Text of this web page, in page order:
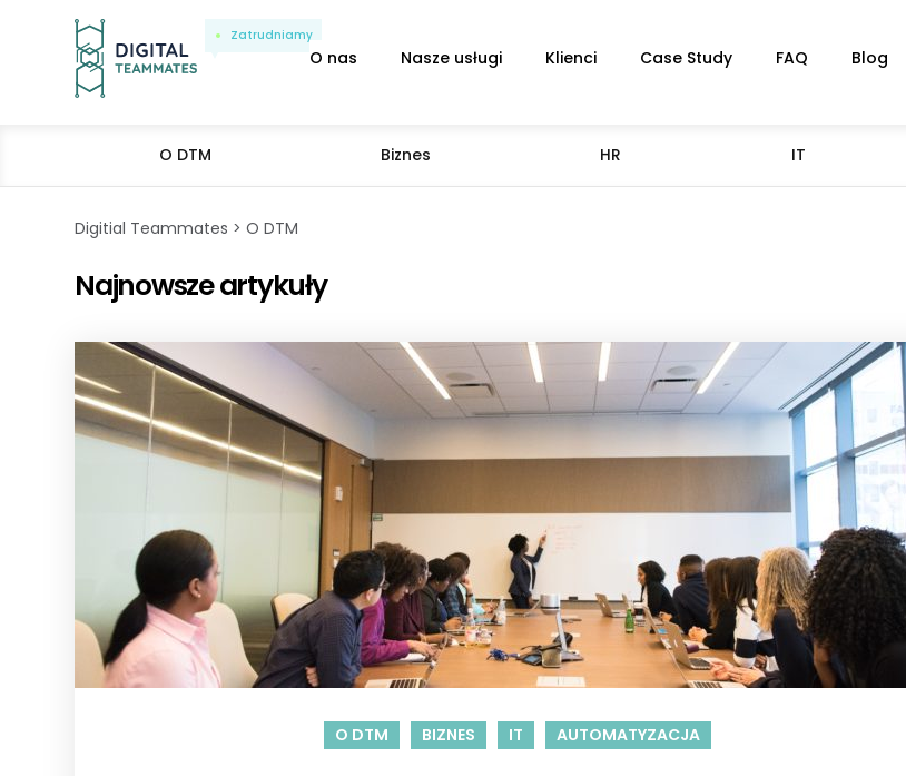
Zatrudniamy
O nas Nasze usługi Klienci Case Study FAQ Blog
Digitial Teammates O DTM
O DTM Biznes HR IT
Najnowsze artykuły
O DTM BIZNES IT AUTOMATYZACJA